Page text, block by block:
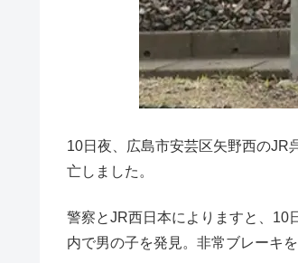
10日夜、広島市安芸区矢野西のJR
亡しました。
警察とJR西日本によりますと、10
内で男の子を発見。非常ブレーキ